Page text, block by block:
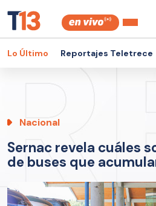
Lo Último Reportajes Teletrece
Nacional
Sernac revela cuáles
de buses que